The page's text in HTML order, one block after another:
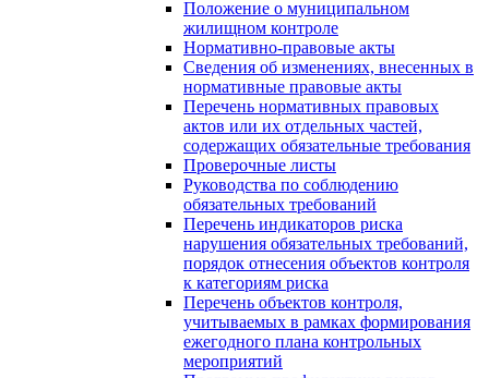
Положение о муниципальном
жилищном контроле
Нормативно-правовые акты
Сведения об изменениях, внесенных в
нормативные правовые акты
Перечень нормативных правовых
актов или их отдельных частей,
содержащих обязательные требования
Проверочные листы
Руководства по соблюдению
обязательных требований
Перечень индикаторов риска
нарушения обязательных требований,
порядок отнесения объектов контроля
к категориям риска
Перечень объектов контроля,
учитываемых в рамках формирования
ежегодного плана контрольных
мероприятий